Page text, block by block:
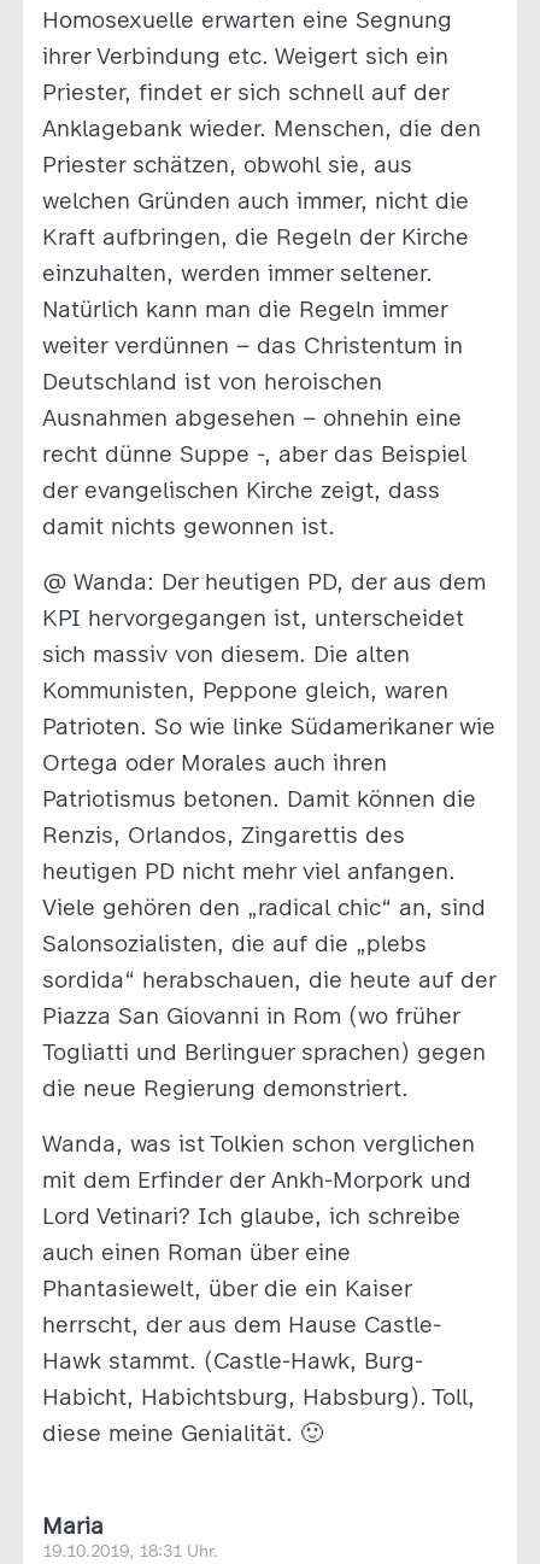
Homosexuelle erwarten eine Segnung
ihrer Verbindung etc. Weigert sich ein
Priester, findet er sich schnell auf der
Anklagebank wieder. Menschen, die den
Priester schätzen, obwohl sie, aus
welchen Gründen auch immer, nicht die
Kraft aufbringen, die Regeln der Kirche
einzuhalten, werden immer seltener.
Natürlich kann man die Regeln immer
weiter verdünnen – das Christentum in
Deutschland ist von heroischen
Ausnahmen abgesehen – ohnehin eine
recht dünne Suppe -, aber das Beispiel
der evangelischen Kirche zeigt, dass
damit nichts gewonnen ist.
@ Wanda: Der heutigen PD, der aus dem
KPI hervorgegangen ist, unterscheidet
sich massiv von diesem. Die alten
Kommunisten, Peppone gleich, waren
Patrioten. So wie linke Südamerikaner wie
Ortega oder Morales auch ihren
Patriotismus betonen. Damit können die
Renzis, Orlandos, Zingarettis des
heutigen PD nicht mehr viel anfangen.
Viele gehören den „radical chic“ an, sind
Salonsozialisten, die auf die „plebs
sordida“ herabschauen, die heute auf der
Piazza San Giovanni in Rom (wo früher
Togliatti und Berlinguer sprachen) gegen
die neue Regierung demonstriert.
Wanda, was ist Tolkien schon verglichen
mit dem Erfinder der Ankh-Morpork und
Lord Vetinari? Ich glaube, ich schreibe
auch einen Roman über eine
Phantasiewelt, über die ein Kaiser
herrscht, der aus dem Hause Castle-
Hawk stammt. (Castle-Hawk, Burg-
Habicht, Habichtsburg, Habsburg). Toll,
diese meine Genialität. 🙂
Maria
19.10.2019, 18:31 Uhr.